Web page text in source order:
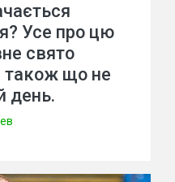
Усе про цю
свято
також що не
день.